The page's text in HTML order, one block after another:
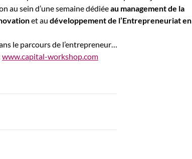
au sein d’une semaine dédiéeau management de la
et au développement de l’Entrepreneuriat en
le parcours de l’entrepreneur…
www.capital-workshop.com